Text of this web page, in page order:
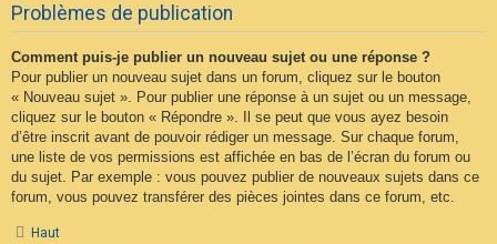
Problèmes de publication
Comment puis-je publier un nouveau sujet ou une réponse ?
Pour publier un nouveau sujet dans un forum, cliquez sur le bouton
« Nouveau sujet ». Pour publier une réponse à un sujet ou un message,
cliquez sur le bouton « Répondre ». Il se peut que vous ayez besoin
d’être inscrit avant de pouvoir rédiger un message. Sur chaque forum,
une liste de vos permissions est affichée en bas de l’écran du forum ou
du sujet. Par exemple : vous pouvez publier de nouveaux sujets dans ce
forum, vous pouvez transférer des pièces jointes dans ce forum, etc.
Haut